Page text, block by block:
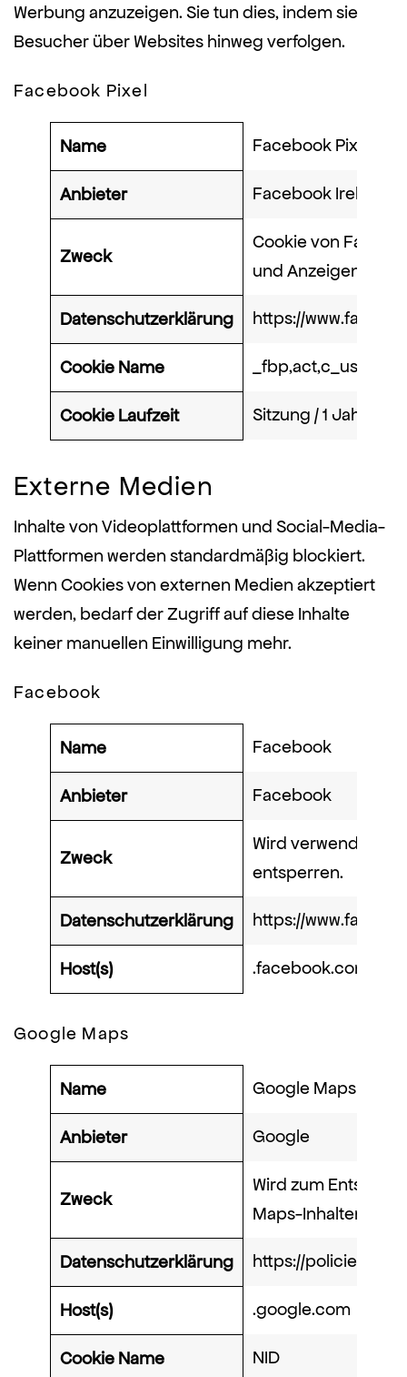
Werbung anzuzeigen. Sie tun dies, indem sie
Besucher über Websites hinweg verfolgen.
Facebook Pixel
Name Facebook Pixel
Anbieter Facebook Ireland
Zweck
Cookie von
und
Datenschutzerklärung https://
Cookie Name
Cookie Laufzeit Sitzung / 1 Jahr
Externe Medien
Inhalte von Videoplattformen und Social-Media-
Plattformen werden standardmäßig blockiert.
Wenn Cookies von externen Medien akzeptiert
werden, bedarf der Zugriff auf diese Inhalte
keiner manuellen Einwilligung mehr.
Facebook
Name Facebook
Anbieter Facebook
Zweck
Wird verwendet,
entsperren.
Datenschutzerklärung https://
Host(s) .facebook.com
Google Maps
Name Google Maps
Anbieter Google
Zweck
Wird zum
Maps-Inhalten
Datenschutzerklärung https://
Host(s) .google.com
Cookie Name NID